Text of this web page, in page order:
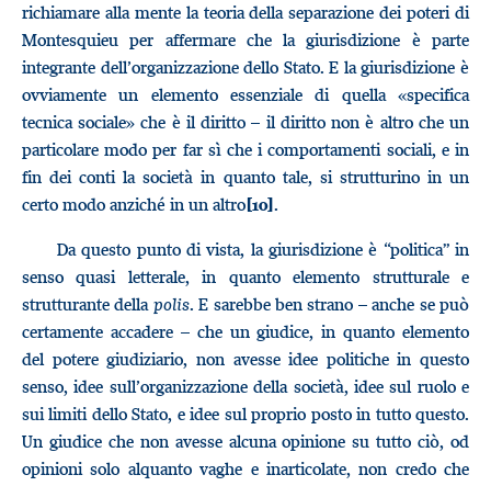
richiamare alla mente la teoria della separazione dei poteri di
Montesquieu per affermare che la giurisdizione è parte
integrante dell’organizzazione dello Stato. E la giurisdizione è
ovviamente un elemento essenziale di quella «specifica
tecnica sociale» che è il diritto – il diritto non è altro che un
particolare modo per far sì che i comportamenti sociali, e in
fin dei conti la società in quanto tale, si strutturino in un
certo modo anziché in un altro[10].
Da questo punto di vista, la giurisdizione è “politica” in
senso quasi letterale, in quanto elemento strutturale e
strutturante della polis. E sarebbe ben strano – anche se può
certamente accadere – che un giudice, in quanto elemento
del potere giudiziario, non avesse idee politiche in questo
senso, idee sull’organizzazione della società, idee sul ruolo e
sui limiti dello Stato, e idee sul proprio posto in tutto questo.
Un giudice che non avesse alcuna opinione su tutto ciò, od
opinioni solo alquanto vaghe e inarticolate, non credo che